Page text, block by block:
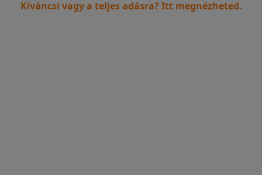
Kíváncsi vagy a teljes adásra? Itt megnézheted.